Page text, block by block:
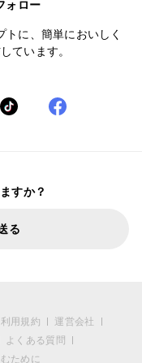
ォロー
トに、簡単においしく
ています。
すか？
る
利用規約
運営会社
よくある質問
ために